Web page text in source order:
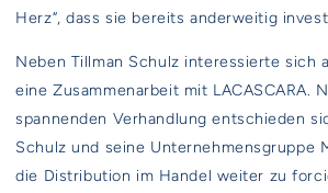
Herz“, dass sie bereits anderweitig
Neben Tillman Schulz interessierte sich
eine Zusammenarbeit mit LACASCARA.
spannenden Verhandlung entschieden
Schulz und seine Unternehmensgruppe
die Distribution im Handel weiter zu